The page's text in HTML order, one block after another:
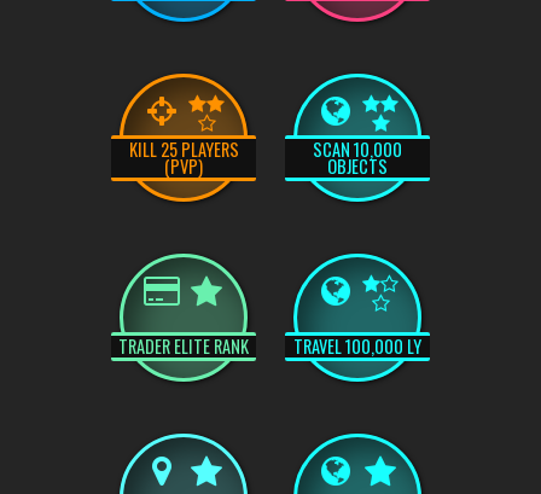
KILL 25 PLAYERS
(PVP)
SCAN 10,000
OBJECTS
TRADER ELITE RANK TRAVEL 100,000 LY